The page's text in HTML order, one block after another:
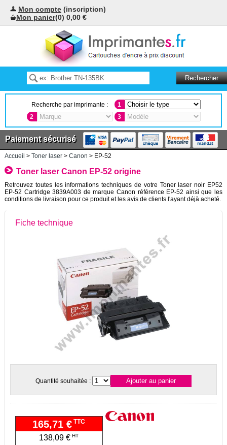
Mon compte (inscription)
Mon panier(0) 0,00 €
Recherche par imprimante :
1
2
3
Paiement sécurisé
Accueil > Toner laser> Canon > EP-52
Toner laser Canon EP-52 origine
Retrouvez toutes les informations techniques de votre Toner laser noir EP52
EP-52 Cartridge 3839A003 de marque Canon référence EP-52 ainsi que les
conditions de livraison pour ce produit et les avis de clients l'ayant déjà acheté.
Fiche technique
Quantité souhaitée :
165,71 € TTC
138,09 € HT